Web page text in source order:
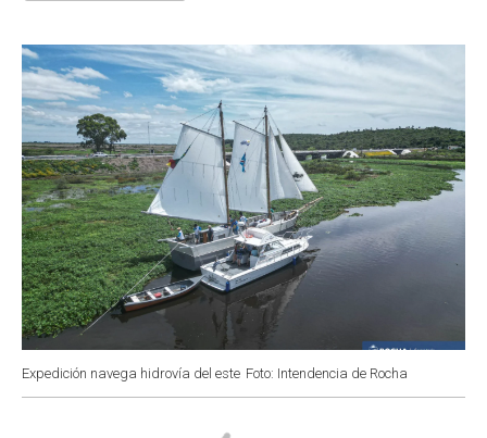
k
p
n
Expedición navega hidrovía del este Foto: Intendencia de Rocha